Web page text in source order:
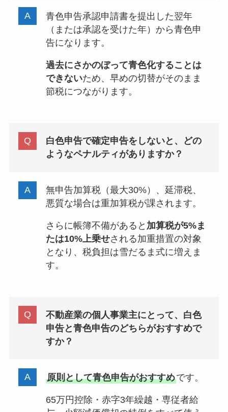
青色申告承認申請書を提出した翌年
（または承認を受けた年）から青色申
告になります。
過去にさかのぼって青色化することは
できないため、早めの切替がそのまま
節税につながります。
白色申告で確定申告をしないと、どの
ようなペナルティがありますか？
無申告加算税（最大30%）、延滞税、
悪質な場合は重加算税が課されます。
さらに帳簿不備があると 加算税が5%ま
たは10%上乗せされる加重措置の対象
となり、税負担は雪だるま式に増えま
す。
不動産業の個人事業主にとって、白色
申告と青色申告のどちらがおすすめで
すか？
原則として青色申告がおすすめです。
65万円控除・赤字3年繰越・専従者給